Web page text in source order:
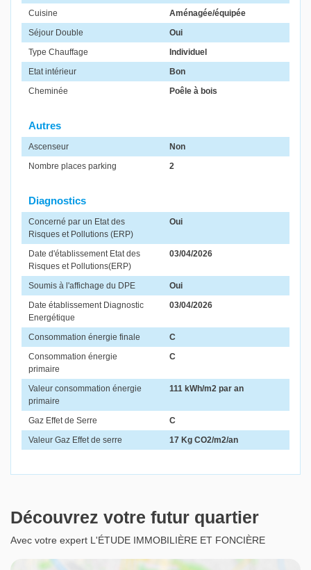
Cuisine
Aménagée/équipée
Séjour Double
Oui
Type Chauffage
Individuel
Etat intérieur
Bon
Cheminée
Poêle à bois
Autres
Ascenseur
Non
Nombre places parking
2
Diagnostics
Concerné par un Etat des
Risques et Pollutions (ERP)
Oui
Date d'établissement Etat des
Risques et Pollutions(ERP)
03/04/2026
Soumis à l'affichage du DPE
Oui
Date établissement Diagnostic
Energétique
03/04/2026
Consommation énergie finale
C
Consommation énergie
primaire
C
Valeur consommation énergie
primaire
111 kWh/m2 par an
Gaz Effet de Serre
C
Valeur Gaz Effet de serre
17 Kg CO2/m2/an
Découvrez votre futur quartier
Avec votre expert L'ÉTUDE IMMOBILIÈRE ET FONCIÈRE